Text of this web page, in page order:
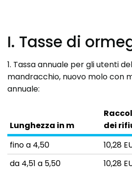
I. Tasse di
1. Tassa annuale per gli utenti
mandracchio, nuovo molo con
annuale:
Lunghezza in m
dei
fino a 4,50
10,28
da 4,51 a 5,50
10,28